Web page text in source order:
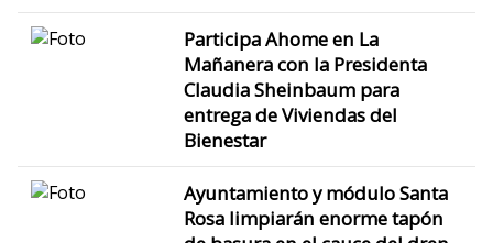
Participa Ahome en La
Mañanera con la Presidenta
Claudia Sheinbaum para
entrega de Viviendas del
Bienestar
Ayuntamiento y módulo Santa
Rosa limpiarán enorme tapón